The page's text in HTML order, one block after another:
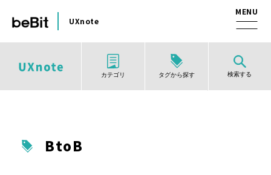
UXnote
カテゴリ タグから探す 検索する
BtoB